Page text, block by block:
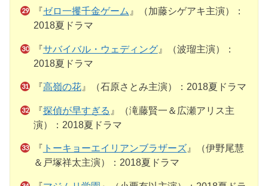
『ゼロ一攫千金ゲーム 』（加藤シゲアキ主演）：
2018夏ドラマ
『サバイバル・ウェディング』（波瑠主演）：
2018夏ドラマ
『高嶺の花』（石原さとみ主演）：2018夏ドラマ
『探偵が早すぎる 』（滝藤賢一＆広瀬アリス主
演）：2018夏ドラマ
『 トーキョーエイリアンブラザーズ』（伊野尾慧
＆戸塚祥太主演）：2018夏ドラマ